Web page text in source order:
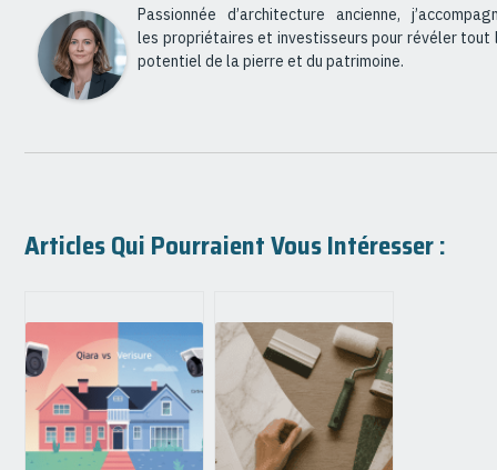
Passionnée d’architecture ancienne,
les propriétaires et investisseurs pour révéler tout
potentiel de la pierre et du patrimoine.
Articles Qui Pourraient Vous Intéresser :